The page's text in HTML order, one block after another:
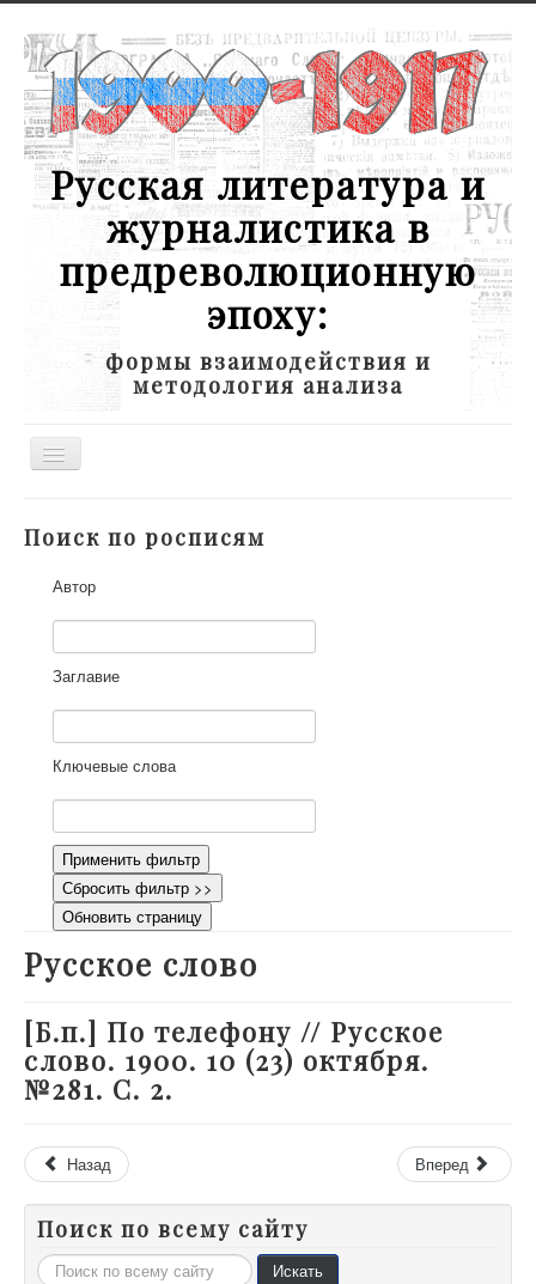
Русская литература и
журналистика в
предреволюционную
эпоху:
формы взаимодействия и
методология анализа
Toggle
Участники
Научная работа
Как работать с сайтом
Контакты
Поиск по росписям
Автор
Заглавие
Ключевые слова
Применить фильтр
Сбросить фильтр >>
Обновить страницу
Русское слово
[Б.п.] По телефону // Русское
слово. 1900. 10 (23) октября.
№281. С. 2.
Назад Вперед
Поиск по всему сайту
Искать... Искать